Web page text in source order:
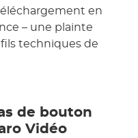
en
– une plainte
techniques de
de bouton
Vidéo